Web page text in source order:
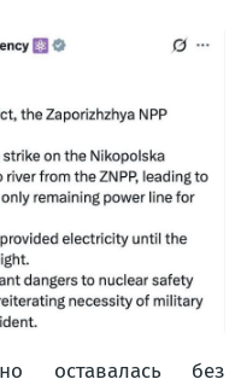
оставалась без